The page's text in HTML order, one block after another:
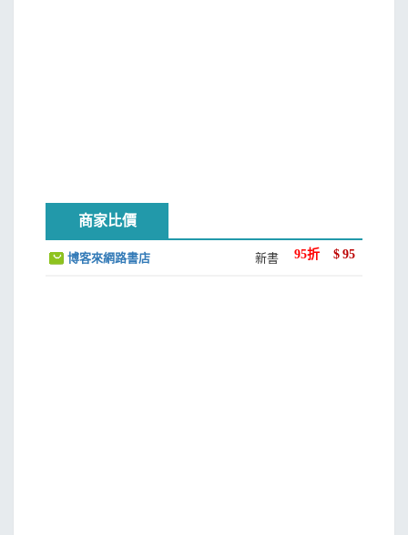
商家比價
博客來網路書店 新書 95折 $ 95